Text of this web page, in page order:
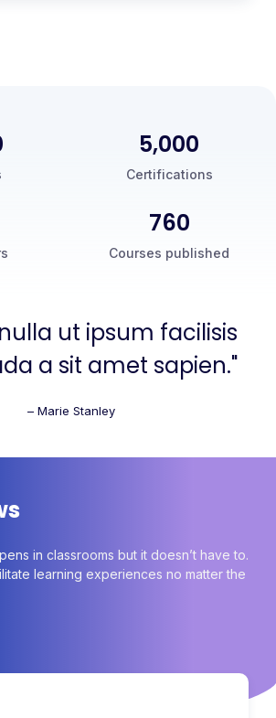
5,000
Certifications
760
Courses published
ut ipsum facilisis
a sit amet sapien."
– Marie Stanley
in classrooms but it doesn’t have to.
learning experiences no matter the